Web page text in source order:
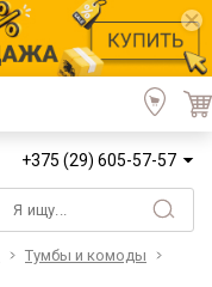
+375 (29) 605-57-57
Тумбы и комоды